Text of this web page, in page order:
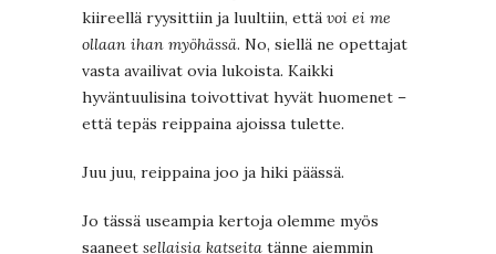
kiireellä ryysittiin ja luultiin, että voi ei me
ollaan ihan myöhässä. No, siellä ne opettajat
vasta availivat ovia lukoista. Kaikki
hyväntuulisina toivottivat hyvät huomenet –
että tepäs reippaina ajoissa tulette.
Juu juu, reippaina joo ja hiki päässä.
Jo tässä useampia kertoja olemme myös
saaneet sellaisia katseita tänne aiemmin